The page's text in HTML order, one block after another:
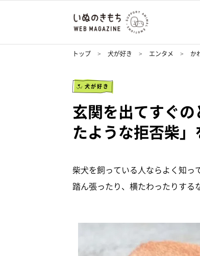
トップ 犬が好き エンタメ か
犬が好き
玄関を出てすぐ
たような拒否柴
柴犬を飼っている人ならよく知っ
踏ん張ったり、横たわったりす